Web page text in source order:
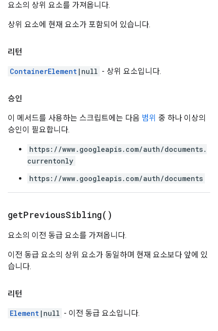
요소의 상위 요소를 가져옵니다.
상위 요소에 현재 요소가 포함되어 있습니다.
리턴
ContainerElement |null - 상위 요소입니다.
승인
이 메서드를 사용하는 스크립트에는 다음 범위 중 하나 이상의
승인이 필요합니다.
https://www.googleapis.com/auth/documents.
currentonly
https://www.googleapis.com/auth/documents
getPreviousSibling( )
요소의 이전 동급 요소를 가져옵니다.
이전 동급 요소의 상위 요소가 동일하며 현재 요소보다 앞에 있
습니다.
리턴
Element |null - 이전 동급 요소입니다.